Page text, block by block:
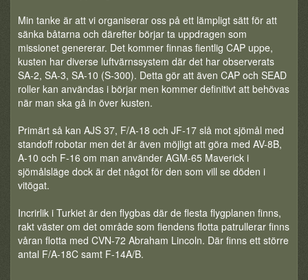
Min tanke är att vi organiserar oss på ett lämpligt sätt för att
sänka båtarna och därefter börjar ta uppdragen som
missionet genererar. Det kommer finnas fientlig CAP uppe,
kusten har diverse luftvärnssystem där det har observerats
SA-2, SA-3, SA-10 (S-300). Detta gör att även CAP och SEAD
roller kan användas i börjar men kommer definitivt att behövas
när man ska gå in över kusten.
Primärt så kan AJS 37, F/A-18 och JF-17 slå mot sjömål med
standoff robotar men det är även möjligt att göra med AV-8B,
A-10 och F-16 om man använder AGM-65 Maverick i
sjömålsläge dock är det något för den som vill se döden i
vitögat.
Incrirlik i Turkiet är den flygbas där de flesta flygplanen finns,
rakt väster om det område som fiendens flotta patrullerar finns
våran flotta med CVN-72 Abraham Lincoln. Där finns ett större
antal F/A-18C samt F-14A/B.